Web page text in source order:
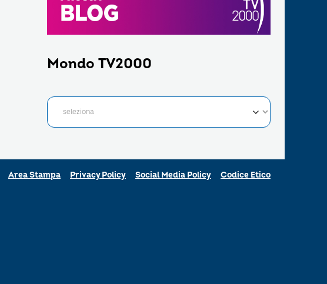
Mondo TV2000
Area Stampa Privacy Policy Social Media Policy Codice Etico